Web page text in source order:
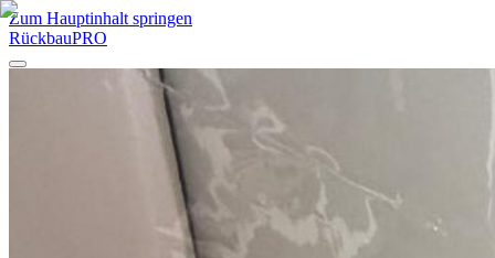
Zum Hauptinhalt springen
RückbauPRO